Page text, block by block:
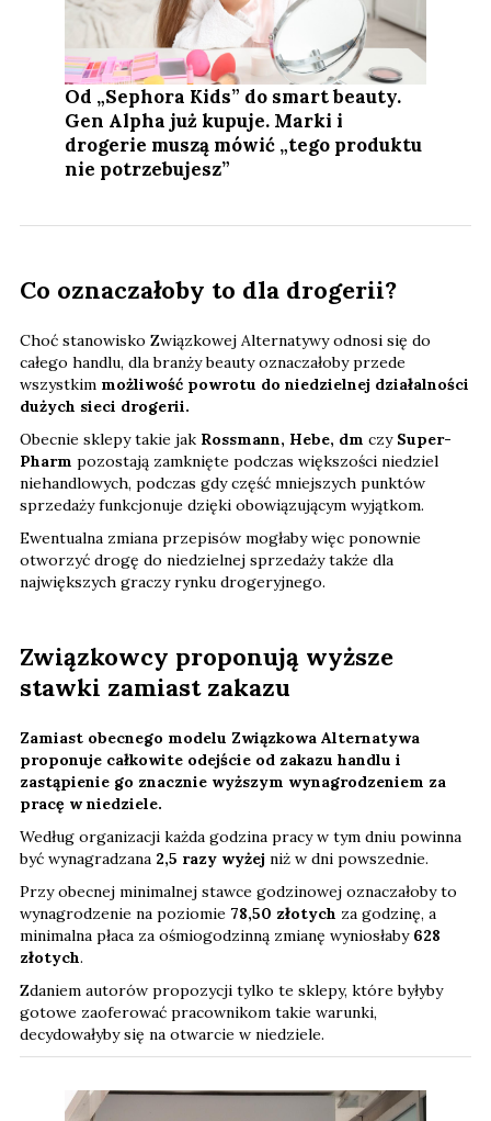
Od „Sephora Kids” do smart beauty.
Gen Alpha już kupuje. Marki i
drogerie muszą mówić „tego produktu
nie potrzebujesz”
Co oznaczałoby to dla drogerii?
Choć stanowisko Związkowej Alternatywy odnosi się do
całego handlu, dla branży beauty oznaczałoby przede
wszystkim możliwość powrotu do niedzielnej działalności
dużych sieci drogerii.
Obecnie sklepy takie jak Rossmann, Hebe, dm czy Super-
Pharm pozostają zamknięte podczas większości niedziel
niehandlowych, podczas gdy część mniejszych punktów
sprzedaży funkcjonuje dzięki obowiązującym wyjątkom.
Ewentualna zmiana przepisów mogłaby więc ponownie
otworzyć drogę do niedzielnej sprzedaży także dla
największych graczy rynku drogeryjnego.
Związkowcy proponują wyższe
stawki zamiast zakazu
Zamiast obecnego modelu Związkowa Alternatywa
proponuje całkowite odejście od zakazu handlu i
zastąpienie go znacznie wyższym wynagrodzeniem za
pracę w niedziele.
Według organizacji każda godzina pracy w tym dniu powinna
być wynagradzana 2,5 razy wyżej niż w dni powszednie.
Przy obecnej minimalnej stawce godzinowej oznaczałoby to
wynagrodzenie na poziomie 78,50 złotych za godzinę, a
minimalna płaca za ośmiogodzinną zmianę wyniosłaby 628
złotych.
Zdaniem autorów propozycji tylko te sklepy, które byłyby
gotowe zaoferować pracownikom takie warunki,
decydowałyby się na otwarcie w niedziele.